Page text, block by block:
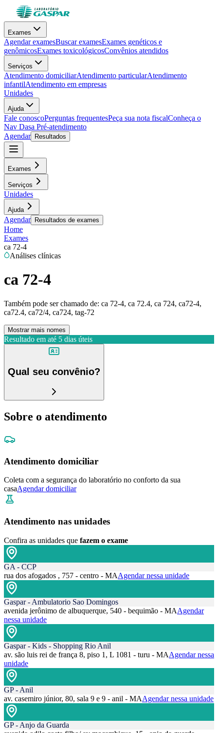
Exames
Agendar examesBuscar examesExames genéticos e
genômicosExames toxicológicosConvênios atendidos
Serviços
Atendimento domiciliarAtendimento particularAtendimento
infantilAtendimento em empresas
Unidades
Ajuda
Fale conoscoPerguntas frequentesPeça sua nota fiscalConheça o
Nav Dasa Pré-atendimento
Agendar
Resultados
Exames
Serviços
Unidades
Ajuda
Agendar Resultados de exames
Home
Exames
ca 72-4
Análises clínicas
ca 72-4
Também pode ser chamado de: ca 72-4, ca 72.4, ca 724, ca72-4,
ca72.4, ca72/4, ca724, tag-72
Mostrar mais nomes
Resultado em até 5 dias úteis
Qual seu convênio?
Sobre o atendimento
Atendimento domiciliar
Coleta com a segurança do laboratório no conforto da sua
casaAgendar domiciliar
Atendimento nas unidades
Confira as unidades que fazem o exame
GA - CCP
rua dos afogados , 757 - centro - MAAgendar nessa unidade
Gaspar - Ambulatorio Sao Domingos
avenida jerônimo de albuquerque, 540 - bequimão - MAAgendar
nessa unidade
Gaspar - Kids - Shopping Rio Anil
av. são luis rei de frança 8, piso 1, L 1081 - turu - MAAgendar nessa
unidade
GP - Anil
av. casemiro júnior, 80, sala 9 e 9 - anil - MAAgendar nessa unidade
GP - Anjo da Guarda